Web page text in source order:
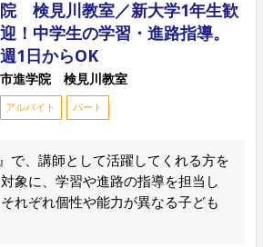
院 検見川教室／新大学1年生歓
迎！中学生の学習・進路指導。
週1日からOK
市進学院 検見川教室
アルバイト パート
で、講師として活躍してくれる方を
象に、学習や進路の指導を担当し
れぞれ個性や能力が異なる子ども